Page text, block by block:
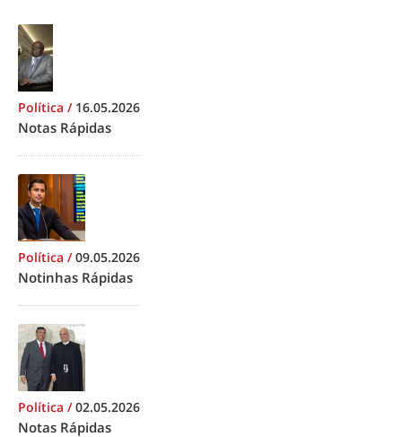
Política / 16.05.2026
Notas Rápidas
Política /09.05.2026
Notinhas Rápidas
Política /02.05.2026
Notas Rápidas